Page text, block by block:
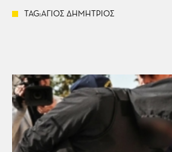
TAG:ΑΓΙΟΣ ΔΗΜΗΤΡΙΟΣ